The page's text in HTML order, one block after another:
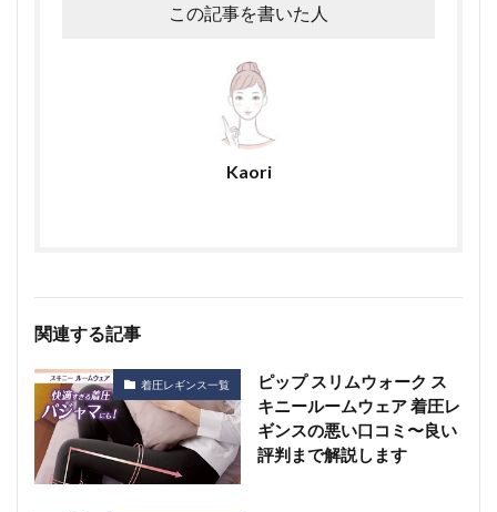
この記事を書いた人
Kaori
関連する記事
着圧レギンス一覧
ピップ スリムウォーク ス
キニールームウェア 着圧レ
ギンスの悪い口コミ〜良い
評判まで解説します